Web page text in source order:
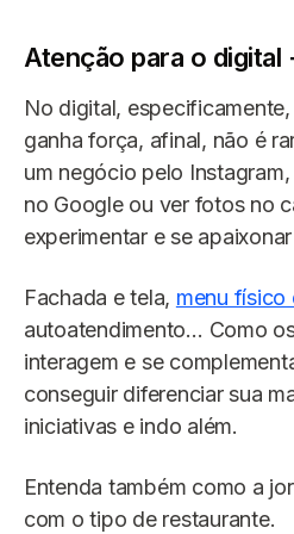
Atenção para o digital
No digital,
ganha força, afinal, não é
um negócio pelo
no Google ou ver fotos no
experimentar e se
Fachada e tela, menu físico
autoatendimento… Como
interagem e se
conseguir diferenciar sua
iniciativas e indo além.
Entenda também como a
com o tipo de restaurante.